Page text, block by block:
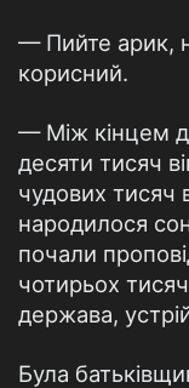
— Пийте арик,
корисний.
— Між кінцем
десяти тисяч
чудових тисяч
народилося
почали
чотирьох
держава,
Була